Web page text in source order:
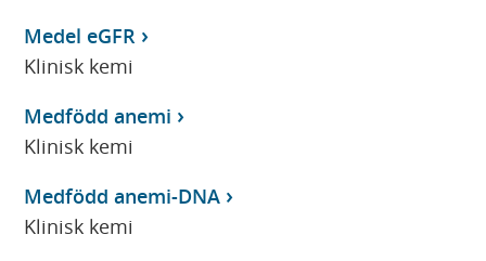
Medel eGFR
Klinisk kemi
Medfödd anemi
Klinisk kemi
Medfödd anemi-DNA
Klinisk kemi